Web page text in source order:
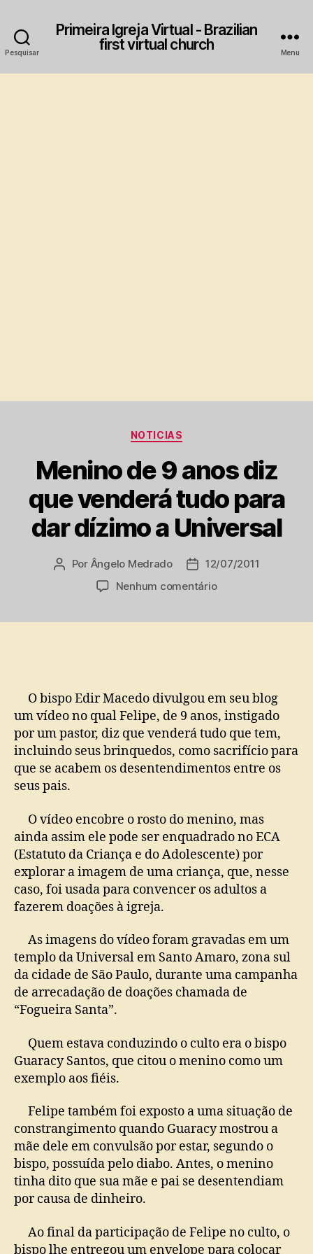
Pesquisar
Primeira Igreja Virtual - Brazilian
first virtual church
Menu
Categorias
NOTICIAS
Menino de 9 anos diz
que venderá tudo para
dar dízimo a Universal
Autor
Por Ângelo Medrado
Data
de
12/07/2011
Nenhum comentárioem
venderá
tudo
para
dar
dízimo
a
O bispo Edir Macedo divulgou em seu blog
um vídeo no qual Felipe, de 9 anos, instigado
por um pastor, diz que venderá tudo que tem,
incluindo seus brinquedos, como sacrifício para
que se acabem os desentendimentos entre os
seus pais.
O vídeo encobre o rosto do menino, mas
ainda assim ele pode ser enquadrado no ECA
(Estatuto da Criança e do Adolescente) por
explorar a imagem de uma criança, que, nesse
caso, foi usada para convencer os adultos a
fazerem doações à igreja.
As imagens do vídeo foram gravadas em um
templo da Universal em Santo Amaro, zona sul
da cidade de São Paulo, durante uma campanha
de arrecadação de doações chamada de
“Fogueira Santa”.
Quem estava conduzindo o culto era o bispo
Guaracy Santos, que citou o menino como um
exemplo aos fiéis.
Felipe também foi exposto a uma situação de
constrangimento quando Guaracy mostrou a
mãe dele em convulsão por estar, segundo o
bispo, possuída pelo diabo. Antes, o menino
tinha dito que sua mãe e pai se desentendiam
por causa de dinheiro.
Ao final da participação de Felipe no culto, o
bispo lhe entregou um envelope para colocar